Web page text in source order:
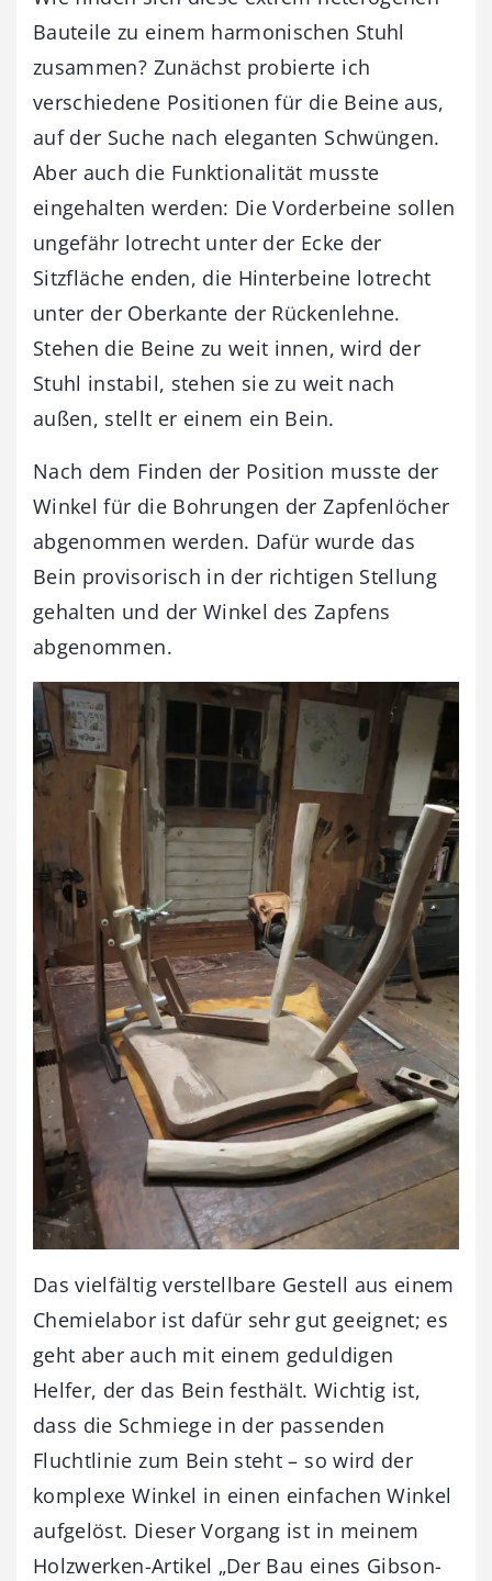
Bauteile zu einem harmonischen Stuhl
zusammen? Zunächst probierte ich
verschiedene Positionen für die Beine aus,
auf der Suche nach eleganten Schwüngen.
Aber auch die Funktionalität musste
eingehalten werden: Die Vorderbeine sollen
ungefähr lotrecht unter der Ecke der
Sitzfläche enden, die Hinterbeine lotrecht
unter der Oberkante der Rückenlehne.
Stehen die Beine zu weit innen, wird der
Stuhl instabil, stehen sie zu weit nach
außen, stellt er einem ein Bein.
Nach dem Finden der Position musste der
Winkel für die Bohrungen der Zapfenlöcher
abgenommen werden. Dafür wurde das
Bein provisorisch in der richtigen Stellung
gehalten und der Winkel des Zapfens
abgenommen.
Das vielfältig verstellbare Gestell aus einem
Chemielabor ist dafür sehr gut geeignet; es
geht aber auch mit einem geduldigen
Helfer, der das Bein festhält. Wichtig ist,
dass die Schmiege in der passenden
Fluchtlinie zum Bein steht – so wird der
komplexe Winkel in einen einfachen Winkel
aufgelöst. Dieser Vorgang ist in meinem
Holzwerken-Artikel „Der Bau eines Gibson-